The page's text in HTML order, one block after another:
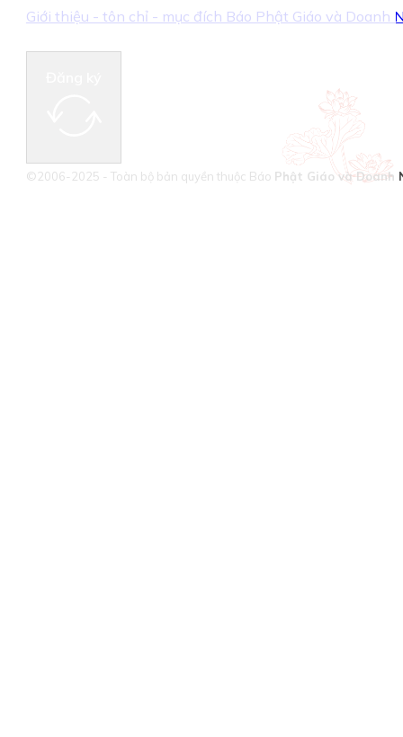
Giới thiệu - tôn chỉ - mục đích Báo Phật Giáo và Doanh
©2006-2025 - Toàn bộ bản quyền thuộc Báo Phật Giáo và Doanh